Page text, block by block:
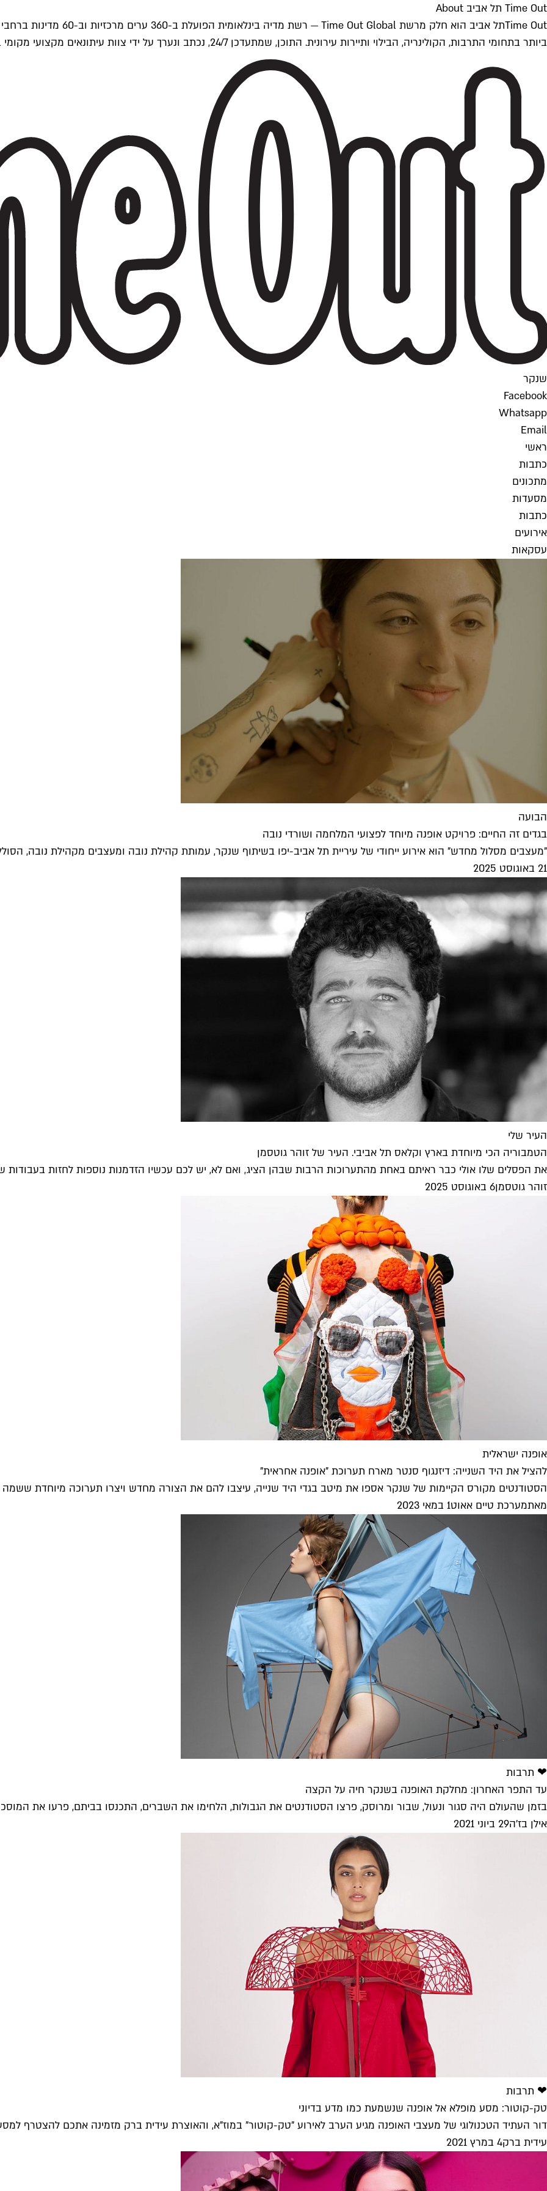
Time Out תל אביב About
ביותר בתחומי התרבות, הקולינריה, הבילוי ותיירות עירונית. התוכן, שמתעדכן 24/7, נכתב ונערך על ידי צוות עיתונאים מקצועי מקומי בישראל, בהתאם לסטנדרטים של Time Out העולמית.
שנקר
Facebook
Whatsapp
Email
ראשי
כתבות
מתכונים
מסעדות
כתבות
אירועים
עסקאות
הבועה
בגדים זה החיים: פרויקט אופנה מיוחד לפצועי המלחמה ושורדי נובה
"מעצבים מסלול מחדש" הוא אירוע ייחודי של עיריית תל אביב-יפו בשיתוף שנקר, עמותת קהילת נובה ומעצבים מקהילת נובה,
21 באוגוסט 2025
העיר שלי
הטמבוריה הכי מיוחדת בארץ וקלאס תל אביבי. העיר של זוהר גוטסמן
את הפסלים שלו אולי כבר ראיתם באחת מהתערוכות הרבות שבהן הציג, ואם לא, יש לכם עכשיו הזדמנות נוספות לחזות בעבודות
זוהר גוטסמן6 באוגוסט 2025
אופנה ישראלית
להציל את היד השנייה: דיזנגוף סנטר מארח תערוכת "אופנה אחראית"
הסטודנטים מקורס הקיימות של שנקר אספו את מיטב בגדי היד שנייה, עיצבו להם את הצורה מחדש ויצרו תערוכה מיוחדת ששמה
מאתמערכת טיים אאוט1 במאי 2023
❤ תרבות
עד התפר האחרון: מחלקת האופנה בשנקר חיה על הקצה
בזמן שהעולם היה סגור ונעול, שבור ומרוסק, פרצו הסטודנטים את הגבולות, הלחימו את השברים, התכנסו בביתם, פרעו את
אילן בז'ה29 ביוני 2021
❤ תרבות
טק-קוטור: מסע מופלא אל אופנה שנשמעת כמו מדע בדיוני
דור העתיד הטכנולוגי של מעצבי האופנה מגיע הערב לאירוע "טק-קוטור" במוז"א, והאוצרת עידית ברק מזמינה אתכם להצטרף למסע
עידית ברק4 במרץ 2021